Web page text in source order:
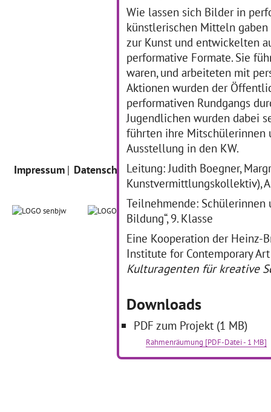
Wie lassen sich Bilder in
künstlerischen Mitteln
zur Kunst und entwickelten
performative Formate. Sie
waren, und arbeiteten mit
Aktionen wurden der
performativen Rundgangs
Jugendlichen wurden dabei
führten ihre Mitschülerinnen
Ausstellung in den KW.
Leitung: Judith Boegner,
Kunstvermittlungskollektiv),
Teilnehmende: Schülerinnen
Bildung“, 9. Klasse
Eine Kooperation der Heinz-
Institute for Contemporary
Kulturagenten für kreative
Downloads
PDF zum Projekt (1 MB)
Rahmenräumung [PDF-Datei - 1 MB]
Konsequenzen: Arbeitslosigkeit,
wohlhabender… mehr
Impressum Datenschutz Intern